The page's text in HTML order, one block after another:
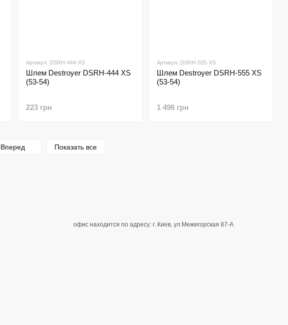
Артикул: DSRH-444-XS
Шлем Destroyer DSRH-444 XS
(53-54)
223 грн
Артикул: DSRH-555-XS
Шлем Destroyer DSRH-555 XS
(53-54)
1 496 грн
Вперед Показать все
офис находится по адресу: г. Киев, ул.Межигорская 87-А